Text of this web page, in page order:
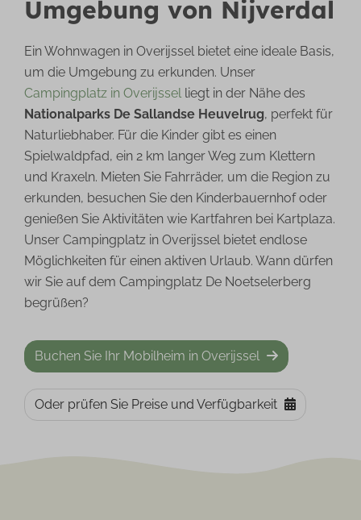
Umgebung von Nijverdal
Ein Wohnwagen in Overijssel bietet eine ideale Basis,
um die Umgebung zu erkunden. Unser
Campingplatz in Overijsselliegt in der Nähe des
Nationalparks De Sallandse Heuvelrug, perfekt für
Naturliebhaber. Für die Kinder gibt es einen
Spielwaldpfad, ein 2 km langer Weg zum Klettern
und Kraxeln. Mieten Sie Fahrräder, um die Region zu
erkunden, besuchen Sie den Kinderbauernhof oder
genießen Sie Aktivitäten wie Kartfahren bei Kartplaza.
Unser Campingplatz in Overijssel bietet endlose
Möglichkeiten für einen aktiven Urlaub. Wann dürfen
wir Sie auf dem Campingplatz De Noetselerberg
begrüßen?
Buchen Sie Ihr Mobilheim in Overijssel
Oder prüfen Sie Preise und Verfügbarkeit